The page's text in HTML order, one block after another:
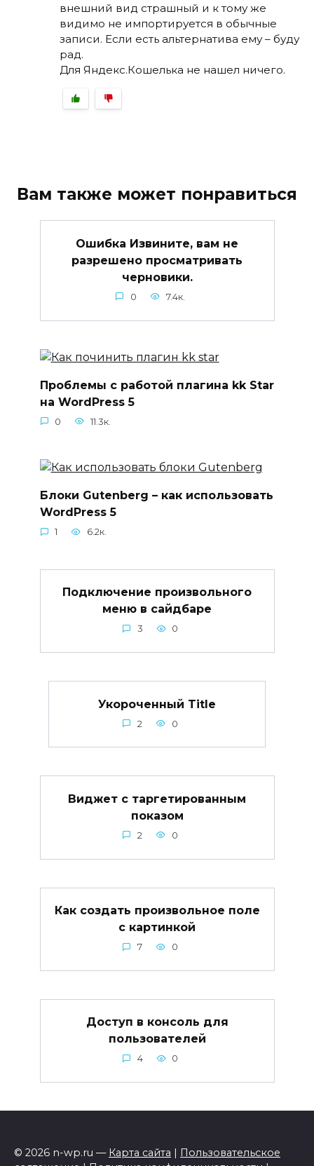
внешний вид страшный и к тому же
видимо не импортируется в обычные
записи. Если есть альтернатива ему – буду
рад.
Для Яндекс.Кошелька не нашел ничего.
Вам также может понравиться
Ошибка Извините, вам не
разрешено просматривать
черновики.
0 7.4к.
Проблемы с работой плагина kk Star
на WordPress 5
0 11.3к.
Блоки Gutenberg – как использовать
WordPress 5
1 6.2к.
Подключение произвольного
меню в сайдбаре
3 0
Укороченный Title
2 0
Виджет с таргетированным
показом
2 0
Как создать произвольное поле
с картинкой
7 0
Доступ в консоль для
пользователей
4 0
© 2026 n-wp.ru — Карта сайта | Пользовательское